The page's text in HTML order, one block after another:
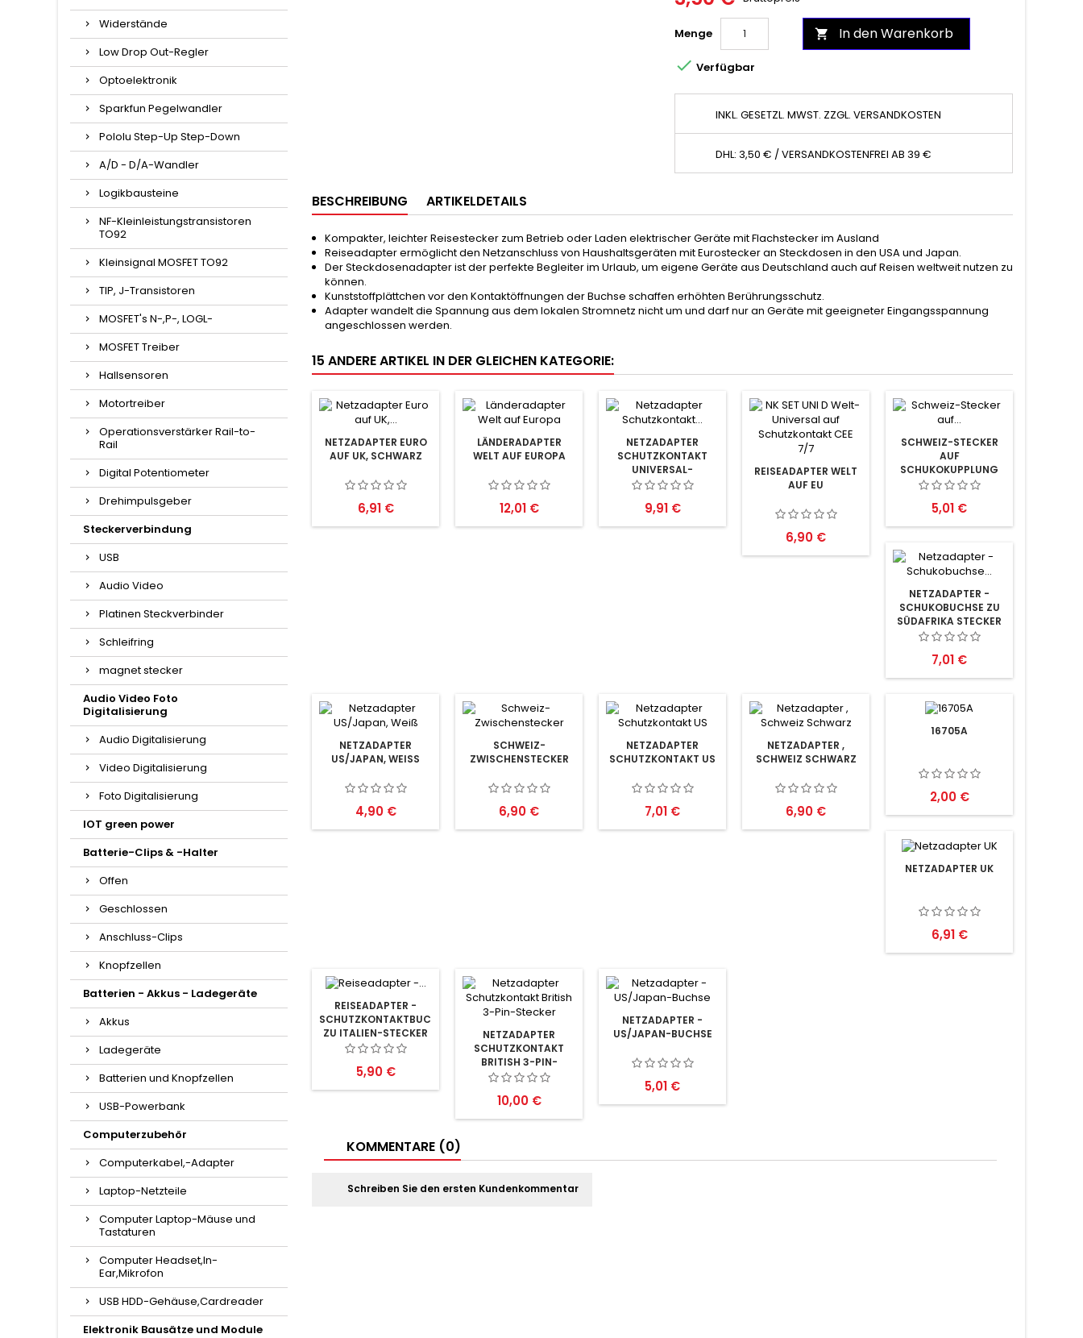
Widerstände
Low Drop Out-Regler
Optoelektronik
Sparkfun Pegelwandler
Pololu Step-Up Step-Down
A/D - D/A-Wandler
Logikbausteine
NF-Kleinleistungstransistoren
TO92
Kleinsignal MOSFET TO92
TIP, J-Transistoren
MOSFET's N-,P-, LOGL-
MOSFET Treiber
Hallsensoren
Motortreiber
Operationsverstärker Rail-to-
Rail
Digital Potentiometer
Drehimpulsgeber
Steckerverbindung
USB
Audio Video
Platinen Steckverbinder
Schleifring
magnet stecker
Audio Video Foto
Digitalisierung
Audio Digitalisierung
Video Digitalisierung
Foto Digitalisierung
IOT green power
Batterie-Clips & -Halter
Offen
Geschlossen
Anschluss-Clips
Knopfzellen
Batterien - Akkus - Ladegeräte
Akkus
Ladegeräte
Batterien und Knopfzellen
USB-Powerbank
Computerzubehör
Computerkabel,-Adapter
Laptop-Netzteile
Computer Laptop-Mäuse und
Tastaturen
Computer Headset,In-
Ear,Mikrofon
USB HDD-Gehäuse,Cardreader
Elektronik Bausätze und Module
Menge  In den Warenkorb
 Verfügbar
INKL. GESETZL. MWST. ZZGL. VERSANDKOSTEN
DHL: 3,50 € / VERSANDKOSTENFREI AB 39 €
BESCHREIBUNG ARTIKELDETAILS
Kompakter, leichter Reisestecker zum Betrieb oder Laden elektrischer Geräte mit Flachstecker im Ausland
Reiseadapter ermöglicht den Netzanschluss von Haushaltsgeräten mit Eurostecker an Steckdosen in den USA und Japan.
Der Steckdosenadapter ist der perfekte Begleiter im Urlaub, um eigene Geräte aus Deutschland auch auf Reisen weltweit nutzen zu
können.
Kunststoffplättchen vor den Kontaktöffnungen der Buchse schaffen erhöhten Berührungsschutz.
Adapter wandelt die Spannung aus dem lokalen Stromnetz nicht um und darf nur an Geräte mit geeigneter Eingangsspannung
angeschlossen werden.
15 ANDERE ARTIKEL IN DER GLEICHEN KATEGORIE:
NETZADAPTER EURO
AUF UK, SCHWARZ
Preis
6,91 €
LÄNDERADAPTER
WELT AUF EUROPA
Preis
12,01 €
NETZADAPTER
SCHUTZKONTAKT
UNIVERSAL-
Preis
9,91 €
REISEADAPTER WELT
AUF EU
Preis
6,90 €
SCHWEIZ-STECKER
AUF
SCHUKOKUPPLUNG
Preis
5,01 €
NETZADAPTER -
SCHUKOBUCHSE ZU
SÜDAFRIKA STECKER
Preis
7,01 €
NETZADAPTER
US/JAPAN, WEISS
Preis
4,90 €
SCHWEIZ-
ZWISCHENSTECKER
Preis
6,90 €
NETZADAPTER
SCHUTZKONTAKT US
Preis
7,01 €
NETZADAPTER ,
SCHWEIZ SCHWARZ
Preis
6,90 €
16705A
Preis
2,00 €
NETZADAPTER UK
Preis
6,91 €
REISEADAPTER -
SCHUTZKONTAKTBUCHSE
ZU ITALIEN-STECKER
Preis
5,90 €
NETZADAPTER
SCHUTZKONTAKT
BRITISH 3-PIN-
STECKER
Preis
10,00 €
NETZADAPTER -
US/JAPAN-BUCHSE
Preis
5,01 €
KOMMENTARE (0)
Schreiben Sie den ersten Kundenkommentar